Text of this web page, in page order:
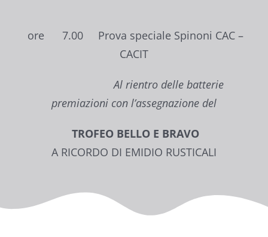
ore 7.00 Prova speciale Spinoni CAC –
CACIT
Al rientro delle batterie
premiazioni con l’assegnazione del
TROFEO BELLO E BRAVO
A RICORDO DI EMIDIO RUSTICALI